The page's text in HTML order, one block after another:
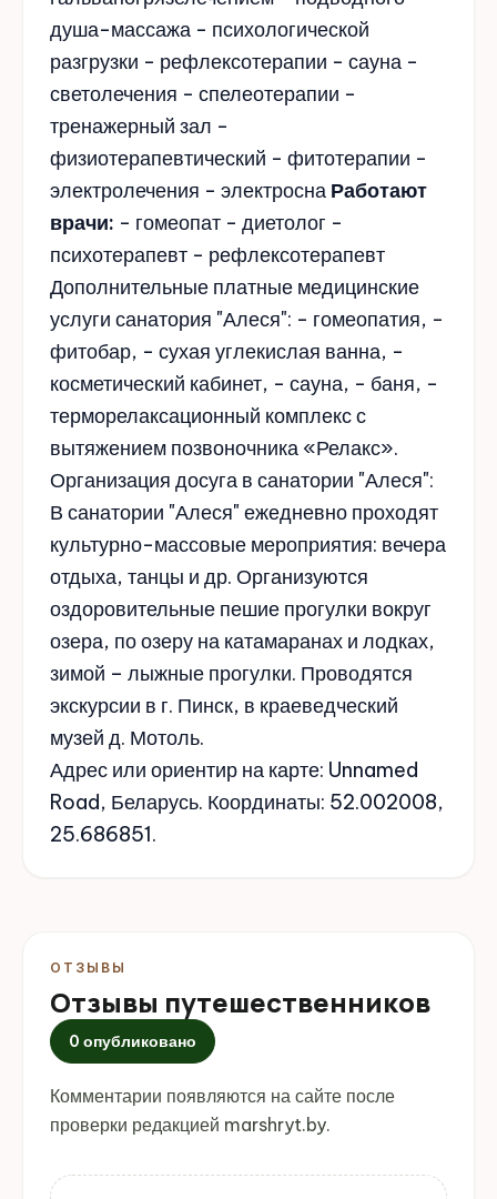
душа-массажа - психологической
разгрузки - рефлексотерапии - сауна -
светолечения - спелеотерапии -
тренажерный зал -
физиотерапевтический - фитотерапии -
электролечения - электросна Работают
врачи: - гомеопат - диетолог -
психотерапевт - рефлексотерапевт
Дополнительные платные медицинские
услуги санатория "Алеся": - гомеопатия, -
фитобар, - сухая углекислая ванна, -
косметический кабинет, - сауна, - баня, -
терморелаксационный комплекс с
вытяжением позвоночника «Релакс».
Организация досуга в санатории "Алеся":
В санатории "Алеся" ежедневно проходят
культурно-массовые мероприятия: вечера
отдыха, танцы и др. Организуются
оздоровительные пешие прогулки вокруг
озера, по озеру на катамаранах и лодках,
зимой – лыжные прогулки. Проводятся
экскурсии в г. Пинск, в краеведческий
музей д. Мотоль.
Адрес или ориентир на карте: Unnamed
Road, Беларусь. Координаты: 52.002008,
25.686851.
ОТЗЫВЫ
Отзывы путешественников
0 опубликовано
Комментарии появляются на сайте после
проверки редакцией marshryt.by.